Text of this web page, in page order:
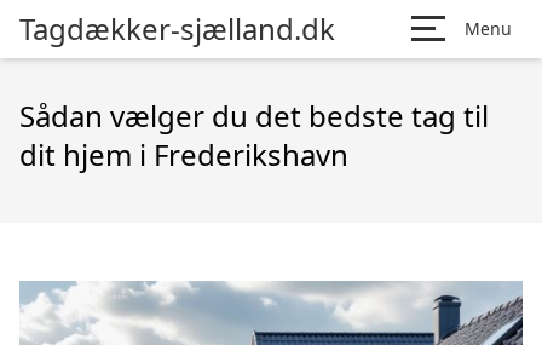
Tagdækker-sjælland.dk Menu
Sådan vælger du det bedste tag til
dit hjem i Frederikshavn